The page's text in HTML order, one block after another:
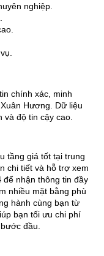
nghiệp.
chính xác, minh
Hương. Dữ liệu
và độ tin cậy cao.
tầng giá tốt tại trung
chi tiết và hỗ trợ xem
để nhận thông tin đầy
nhiều mặt bằng phù
hành cùng bạn từ
bạn tối ưu chi phí
đầu.